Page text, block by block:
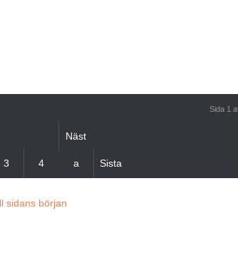
3 4
Näst
a Sista
Sida 1
sidans början